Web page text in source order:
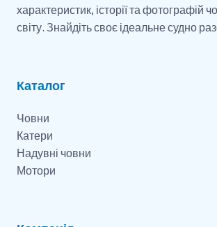
характеристик, історії та фотографій
світу. Знайдіть своє ідеальне судно
Каталог
Човни
Катери
Надувні човни
Мотори